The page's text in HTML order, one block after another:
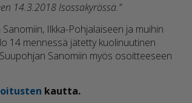
14.3.2018 Isossakyrössä.”
Ilkka-Pohjalaiseen ja muihin
14 mennessä jätetty kuolinuutinen
Sanomiin myös osoitteeseen
kautta.